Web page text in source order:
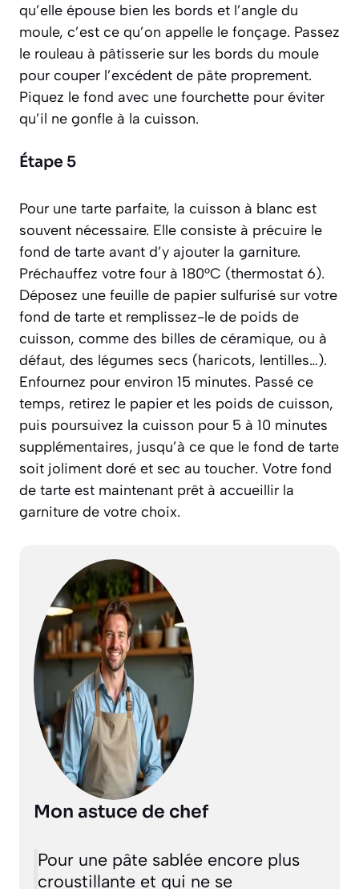
qu’elle épouse bien les bords et l’angle du
moule, c’est ce qu’on appelle le fonçage. Passez
le rouleau à pâtisserie sur les bords du moule
pour couper l’excédent de pâte proprement.
Piquez le fond avec une fourchette pour éviter
qu’il ne gonfle à la cuisson.
Étape 5
Pour une tarte parfaite, la cuisson à blanc est
souvent nécessaire. Elle consiste à précuire le
fond de tarte avant d’y ajouter la garniture.
Préchauffez votre four à 180°C (thermostat 6).
Déposez une feuille de papier sulfurisé sur votre
fond de tarte et remplissez-le de poids de
cuisson, comme des billes de céramique, ou à
défaut, des légumes secs (haricots, lentilles…).
Enfournez pour environ 15 minutes. Passé ce
temps, retirez le papier et les poids de cuisson,
puis poursuivez la cuisson pour 5 à 10 minutes
supplémentaires, jusqu’à ce que le fond de tarte
soit joliment doré et sec au toucher. Votre fond
de tarte est maintenant prêt à accueillir la
garniture de votre choix.
Mon astuce de chef
Pour une pâte sablée encore plus
croustillante et qui ne se